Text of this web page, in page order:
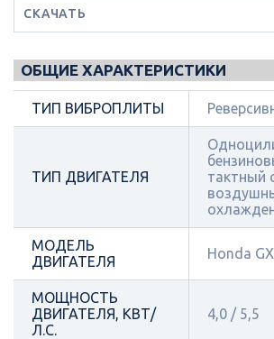
СКАЧАТЬ
ОБЩИЕ ХАРАКТЕРИСТИКИ
ТИП ВИБРОПЛИТЫ
ТИП ДВИГАТЕЛЯ
тактный
МОДЕЛЬ
ДВИГАТЕЛЯ
Honda
МОЩНОСТЬ
ДВИГАТЕЛЯ, КВТ/
Л.С.
4,0 / 5,5